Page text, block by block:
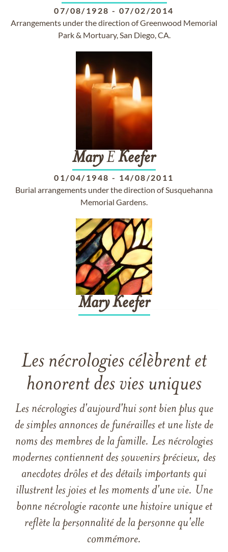
07/08/1928 - 07/02/2014
Arrangements under the direction of Greenwood Memorial
Park & Mortuary, San Diego, CA.
MaryEKeefer
01/04/1948 - 14/08/2011
Burial arrangements under the direction of Susquehanna
Memorial Gardens.
Mary Keefer
Les nécrologies célèbrent et
honorent des vies uniques
Les nécrologies d'aujourd'hui sont bien plus que
de simples annonces de funérailles et une liste de
noms des membres de la famille. Les nécrologies
modernes contiennent des souvenirs précieux, des
anecdotes drôles et des détails importants qui
illustrent les joies et les moments d'une vie. Une
bonne nécrologie raconte une histoire unique et
reflète la personnalité de la personne qu'elle
commémore.